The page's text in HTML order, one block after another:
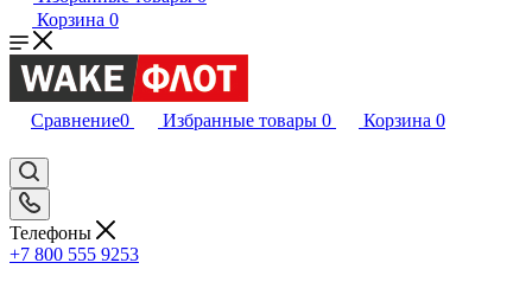
Корзина 0
Сравнение0 Избранные товары 0 Корзина 0
Телефоны
+7 800 555 9253